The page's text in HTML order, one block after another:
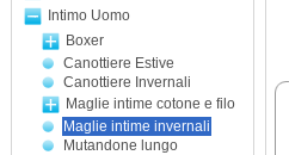
Intimo Uomo
Boxer
Canottiere Estive
Canottiere Invernali
Maglie intime cotone e filo
Maglie intime invernali
Mutandone lungo